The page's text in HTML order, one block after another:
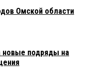
Омской области
подряды на